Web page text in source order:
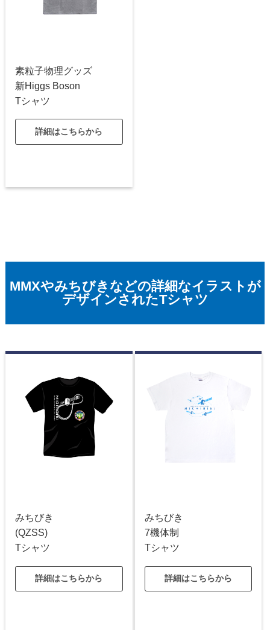
素粒子物理グッズ
新Higgs Boson
Tシャツ
詳細はこちらから
MMXやみちびきなどの詳細なイラストが
デザインされたTシャツ
みちびき
(QZSS)
Tシャツ
詳細はこちらから
みちびき
7機体制
Tシャツ
詳細はこちらから